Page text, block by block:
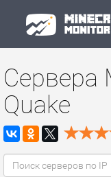
Сервера
Quake